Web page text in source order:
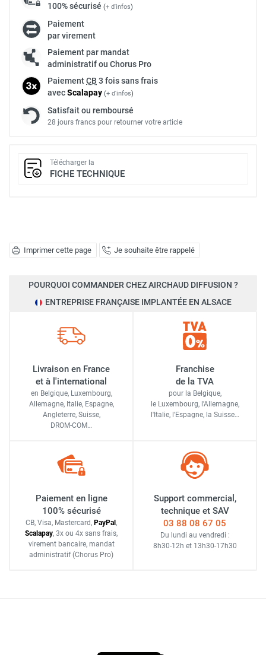
Imprimer cette page Je souhaite être rappelé
100% sécurisé (+ d'infos)
Paiement
par virement
Paiement par mandat
administratif ou Chorus Pro
PaiementCB 3 fois sans frais
avecScalapay (+ d'infos)
Satisfait ou remboursé
28 jours francs pour retourner votre article
Télécharger la
FICHE TECHNIQUE
POURQUOI COMMANDER CHEZ AIRCHAUD DIFFUSION ?
ENTREPRISE FRANÇAISE IMPLANTÉE EN ALSACE
Livraison en France
et à l'international
en Belgique, Luxembourg,
Allemagne, Italie, Espagne,
Angleterre, Suisse,
DROM-COM…
Franchise
de la TVA
pour la Belgique,
le Luxembourg, l'Allemagne,
l'Italie, l'Espagne, la Suisse…
Paiement en ligne
100% sécurisé
CB, Visa, Mastercard, PayPal ,
Scalapay, 3x ou 4x sans frais,
virement bancaire, mandat
administratif (Chorus Pro)
Support commercial,
technique et SAV
03 88 08 67 05
Du lundi au vendredi :
8h30-12h et 13h30-17h30